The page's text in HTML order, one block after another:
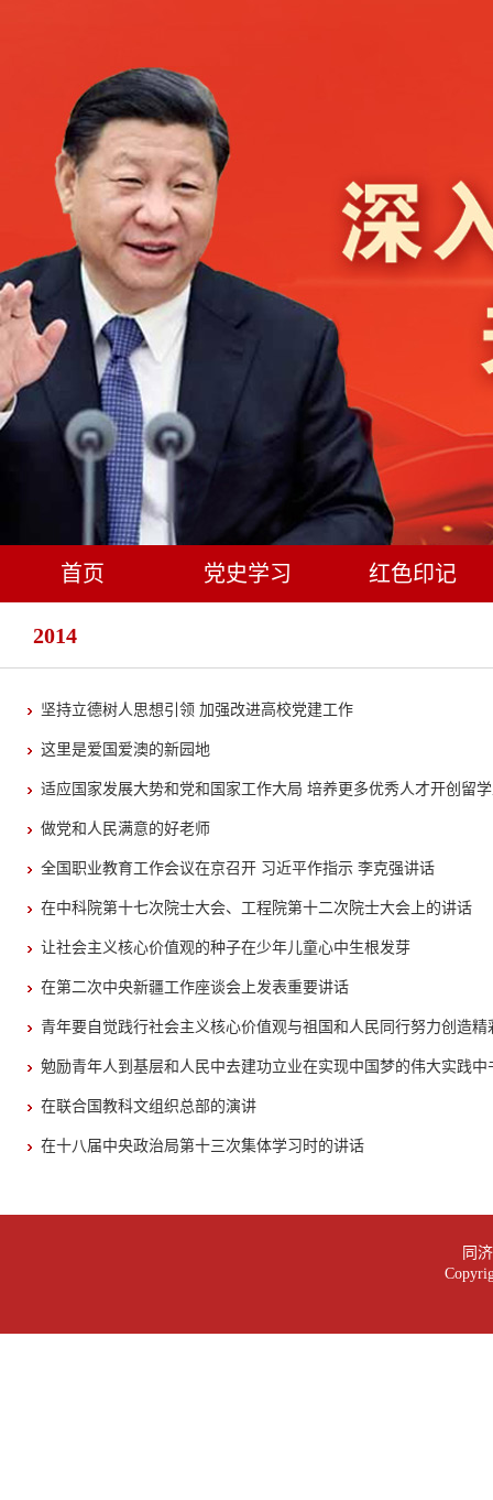
首页 党史学习 红色印记
2014
坚持立德树人思想引领 加强改进高校党建工作
这里是爱国爱澳的新园地
适应国家发展大势和党和国家工作大局 培养更多优秀人才开创留
做党和人民满意的好老师
全国职业教育工作会议在京召开 习近平作指示 李克强讲话
在中科院第十七次院士大会、工程院第十二次院士大会上的讲话
让社会主义核心价值观的种子在少年儿童心中生根发芽
在第二次中央新疆工作座谈会上发表重要讲话
青年要自觉践行社会主义核心价值观与祖国和人民同行努力创造精
勉励青年人到基层和人民中去建功立业在实现中国梦的伟大实践
在联合国教科文组织总部的演讲
在十八届中央政治局第十三次集体学习时的讲话
同